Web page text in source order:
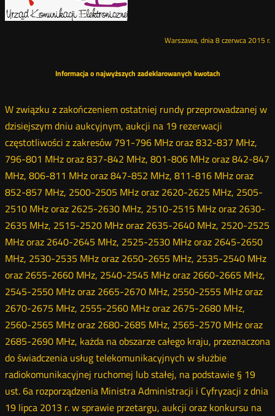
Warszawa, dnia 8 czerwca 2015 r.
Informacja o najwyższych zadeklarowanych kwotach
W związku z zakończeniem ostatniej rundy przeprowadzanej w
dzisiejszym dniu aukcyjnym, aukcji na 19 rezerwacji
częstotliwości z zakresów 791-796 MHz oraz 832-837 MHz,
796-801 MHz oraz 837-842 MHz, 801-806 MHz oraz 842-847
MHz, 806-811 MHz oraz 847-852 MHz, 811-816 MHz oraz
852-857 MHz, 2500-2505 MHz oraz 2620-2625 MHz, 2505-
2510 MHz oraz 2625-2630 MHz, 2510-2515 MHz oraz 2630-
2635 MHz, 2515-2520 MHz oraz 2635-2640 MHz, 2520-2525
MHz oraz 2640-2645 MHz, 2525-2530 MHz oraz 2645-2650
MHz, 2530-2535 MHz oraz 2650-2655 MHz, 2535-2540 MHz
oraz 2655-2660 MHz, 2540-2545 MHz oraz 2660-2665 MHz,
2545-2550 MHz oraz 2665-2670 MHz, 2550-2555 MHz oraz
2670-2675 MHz, 2555-2560 MHz oraz 2675-2680 MHz,
2560-2565 MHz oraz 2680-2685 MHz, 2565-2570 MHz oraz
2685-2690 MHz, każda na obszarze całego kraju, przeznaczona
do świadczenia usług telekomunikacyjnych w służbie
radiokomunikacyjnej ruchomej lub stałej, na podstawie § 19
ust. 6a rozporządzenia Ministra Administracji i Cyfryzacji z dnia
19 lipca 2013 r. w sprawie przetargu, aukcji oraz konkursu na